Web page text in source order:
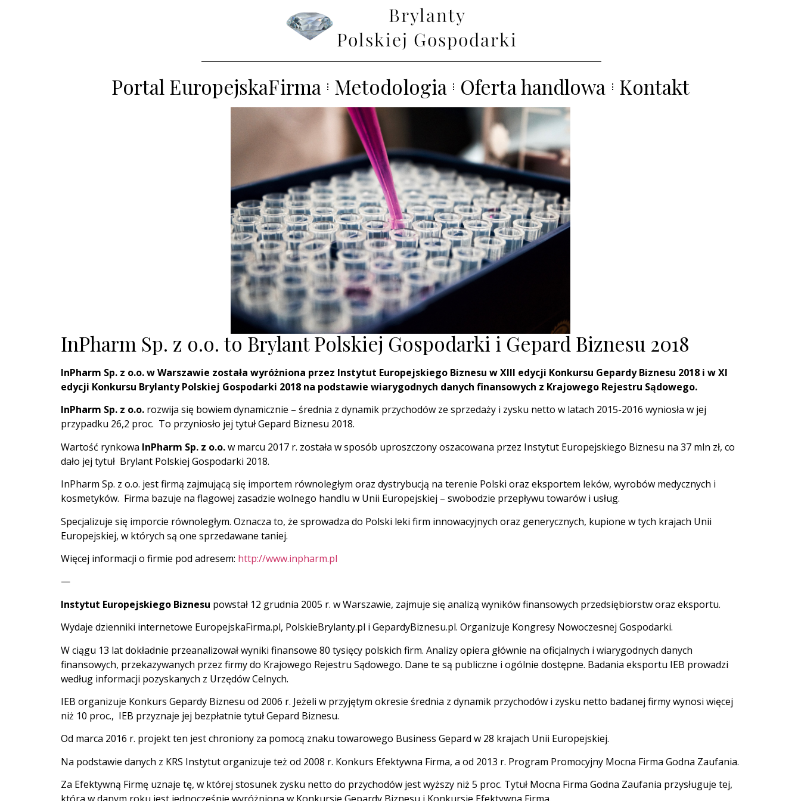
Portal EuropejskaFirma Metodologia Oferta handlowa Kontakt
InPharm Sp. z o.o. to Brylant Polskiej Gospodarki i Gepard Biznesu 2018
InPharm Sp. z o.o. w Warszawie została wyróżniona przez Instytut Europejskiego Biznesu w XIII edycji Konkursu Gepardy Biznesu 2018 i w XI
edycji Konkursu Brylanty Polskiej Gospodarki 2018 na podstawie wiarygodnych danych finansowych z Krajowego Rejestru Sądowego.
InPharm Sp. z o.o. rozwija się bowiem dynamicznie – średnia z dynamik przychodów ze sprzedaży i zysku netto w latach 2015-2016 wyniosła w jej
przypadku 26,2 proc. To przyniosło jej tytuł Gepard Biznesu 2018.
Wartość rynkowa InPharm Sp. z o.o.w marcu 2017 r. została w sposób uproszczony oszacowana przez Instytut Europejskiego Biznesu na 37 mln zł, co
dało jej tytuł Brylant Polskiej Gospodarki 2018.
InPharm Sp. z o.o. jest firmą zajmującą się importem równoległym oraz dystrybucją na terenie Polski oraz eksportem leków, wyrobów medycznych i
kosmetyków. Firma bazuje na flagowej zasadzie wolnego handlu w Unii Europejskiej – swobodzie przepływu towarów i usług.
Specjalizuje się imporcie równoległym. Oznacza to, że sprowadza do Polski leki firm innowacyjnych oraz generycznych, kupione w tych krajach Unii
Europejskiej, w których są one sprzedawane taniej.
Więcej informacji o firmie pod adresem: http://www.inpharm.pl
—
Instytut Europejskiego Biznesu powstał 12 grudnia 2005 r. w Warszawie, zajmuje się analizą wyników finansowych przedsiębiorstw oraz eksportu.
Wydaje dzienniki internetowe EuropejskaFirma.pl, PolskieBrylanty.pl i GepardyBiznesu.pl. Organizuje Kongresy Nowoczesnej Gospodarki.
W ciągu 13 lat dokładnie przeanalizował wyniki finansowe 80 tysięcy polskich firm. Analizy opiera głównie na oficjalnych i wiarygodnych danych
finansowych, przekazywanych przez firmy do Krajowego Rejestru Sądowego. Dane te są publiczne i ogólnie dostępne. Badania eksportu IEB prowadzi
według informacji pozyskanych z Urzędów Celnych.
IEB organizuje Konkurs Gepardy Biznesu od 2006 r. Jeżeli w przyjętym okresie średnia z dynamik przychodów i zysku netto badanej firmy wynosi więcej
niż 10 proc., IEB przyznaje jej bezpłatnie tytuł Gepard Biznesu.
Od marca 2016 r. projekt ten jest chroniony za pomocą znaku towarowego Business Gepard w 28 krajach Unii Europejskiej.
Na podstawie danych z KRS Instytut organizuje też od 2008 r. Konkurs Efektywna Firma, a od 2013 r. Program Promocyjny Mocna Firma Godna Zaufania.
Za Efektywną Firmę uznaje tę, w której stosunek zysku netto do przychodów jest wyższy niż 5 proc. Tytuł Mocna Firma Godna Zaufania przysługuje tej,